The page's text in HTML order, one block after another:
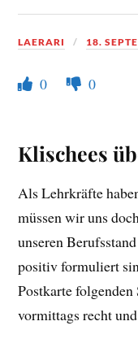
LAERARI 18.
0 0
Klischees
Als Lehrkräfte
müssen wir uns
unseren
positiv formuliert
Postkarte
vormittags recht